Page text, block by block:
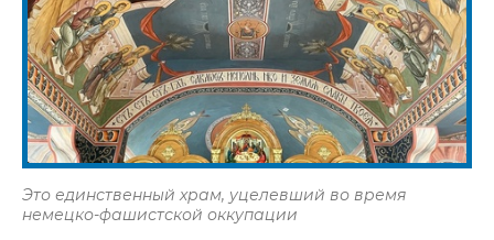
Это единственный храм, уцелевший во время
немецко-фашистской оккупации